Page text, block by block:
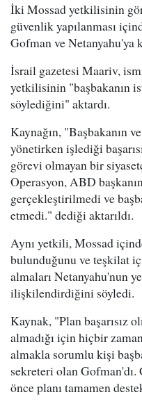
İki Mossad yetkilisinin
güvenlik yapılanması
Gofman ve Netanyahu'ya
İsrail gazetesi Maariv,
yetkilisinin "başbakanın
söylediğini" aktardı.
Kaynağın, "Başbakanın
yönetirken işlediği
görevi olmayan bir
Operasyon, ABD
gerçekleştirilmedi ve
etmedi." dediği aktarıldı.
Aynı yetkili, Mossad
bulunduğunu ve teşkilat
almaları Netanyahu'nun
ilişkilendirdiğini söyledi.
Kaynak, "Plan başarısız
almadığı için hiçbir
almakla sorumlu kişi
sekreteri olan
önce planı tamamen